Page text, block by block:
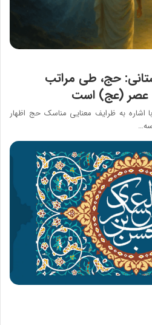
حج، طی مراتب
عصر (عج) است
به ظرایف معنایی مناسک حج اظهار